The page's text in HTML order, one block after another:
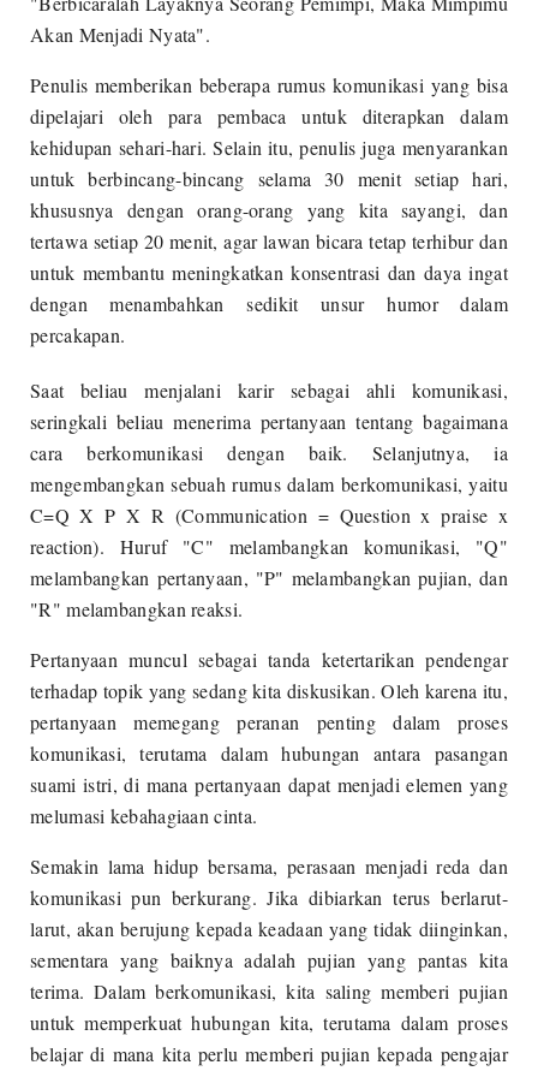
Akan Menjadi Nyata".
Penulis memberikan beberapa rumus komunikasi yang bisa
dipelajari oleh para pembaca untuk diterapkan dalam
kehidupan sehari-hari. Selain itu, penulis juga menyarankan
untuk berbincang-bincang selama 30 menit setiap hari,
khususnya dengan orang-orang yang kita sayangi, dan
tertawa setiap 20 menit, agar lawan bicara tetap terhibur dan
untuk membantu meningkatkan konsentrasi dan daya ingat
dengan menambahkan sedikit unsur humor dalam
percakapan.
Saat beliau menjalani karir sebagai ahli komunikasi,
seringkali beliau menerima pertanyaan tentang bagaimana
cara berkomunikasi dengan baik. Selanjutnya, ia
mengembangkan sebuah rumus dalam berkomunikasi, yaitu
C=Q X P X R (Communication = Question x praise x
reaction). Huruf "C" melambangkan komunikasi, "Q"
melambangkan pertanyaan, "P" melambangkan pujian, dan
"R" melambangkan reaksi.
Pertanyaan muncul sebagai tanda ketertarikan pendengar
terhadap topik yang sedang kita diskusikan. Oleh karena itu,
pertanyaan memegang peranan penting dalam proses
komunikasi, terutama dalam hubungan antara pasangan
suami istri, di mana pertanyaan dapat menjadi elemen yang
melumasi kebahagiaan cinta.
Semakin lama hidup bersama, perasaan menjadi reda dan
komunikasi pun berkurang. Jika dibiarkan terus berlarut-
larut, akan berujung kepada keadaan yang tidak diinginkan,
sementara yang baiknya adalah pujian yang pantas kita
terima. Dalam berkomunikasi, kita saling memberi pujian
untuk memperkuat hubungan kita, terutama dalam proses
belajar di mana kita perlu memberi pujian kepada pengajar